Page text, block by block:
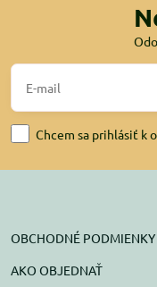
Chcem sa prihlásiť k
OBCHODNÉ PODMIENKY
AKO OBJEDNAŤ